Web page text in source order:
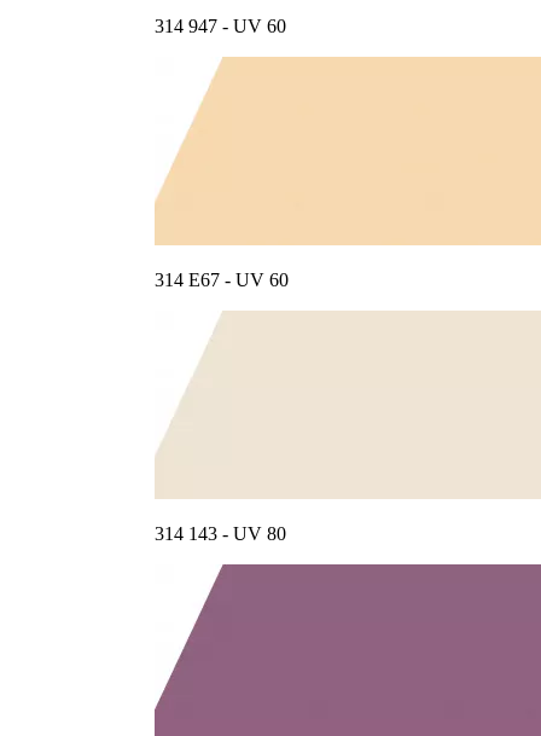
314 947 - UV 60
314 E67 - UV 60
314 143 - UV 80